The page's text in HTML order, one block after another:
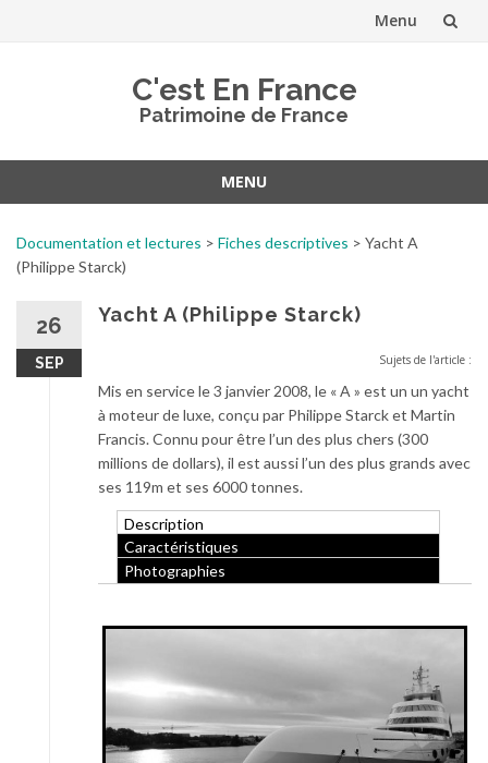
Menu
C'est En France
Patrimoine de France
MENU
contenu
Documentation et lectures > Fiches descriptives > Yacht A
(Philippe Starck)
26
SEP
Yacht A (Philippe Starck)
Sujets de l'article :
Mis en service le 3 janvier 2008, le « A » est un un yacht
à moteur de luxe, conçu par Philippe Starck et Martin
Francis. Connu pour être l’un des plus chers (300
millions de dollars), il est aussi l’un des plus grands avec
ses 119m et ses 6000 tonnes.
Description
Caractéristiques
Photographies